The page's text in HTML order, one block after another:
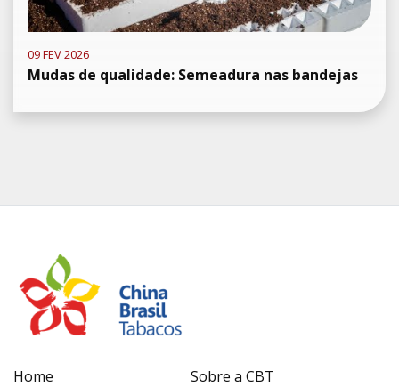
09 FEV 2026
Mudas de qualidade: Semeadura nas bandejas
Home
Sobre a CBT